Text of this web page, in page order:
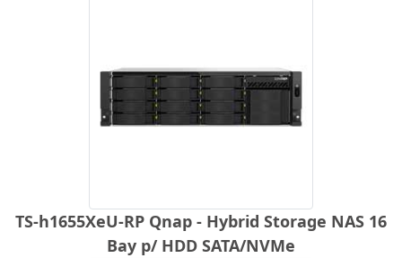
TS-h1655XeU-RP Qnap - Hybrid Storage NAS 16
Bay p/ HDD SATA/NVMe